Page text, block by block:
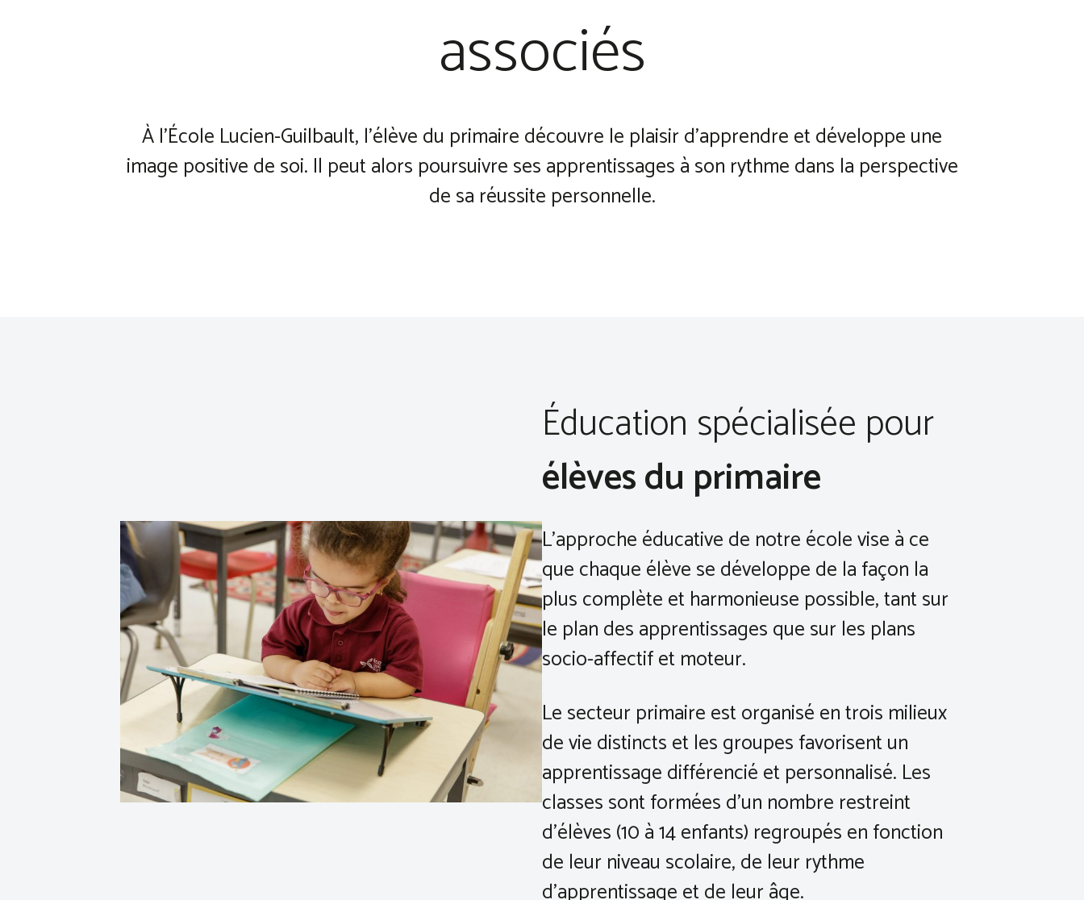
associés
À l’École Lucien-Guilbault, l’élève du primaire découvre le plaisir d’apprendre et développe une
image positive de soi. Il peut alors poursuivre ses apprentissages à son rythme dans la perspective
de sa réussite personnelle.
Éducation spécialisée pour
élèves du primaire
L’approche éducative de notre école vise à ce
que chaque élève se développe de la façon la
plus complète et harmonieuse possible, tant sur
le plan des apprentissages que sur les plans
socio-affectif et moteur.
Le secteur primaire est organisé en trois milieux
de vie distincts et les groupes favorisent un
apprentissage différencié et personnalisé. Les
classes sont formées d’un nombre restreint
d’élèves (10 à 14 enfants) regroupés en fonction
de leur niveau scolaire, de leur rythme
d’apprentissage et de leur âge.